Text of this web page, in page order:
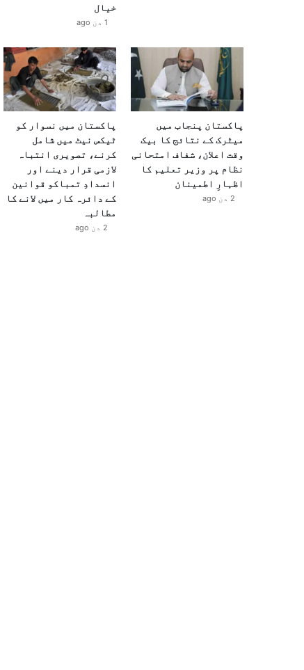
خیال
1 دن ago
پاکستان پنجاب میں
میٹرک کے نتائج کا بیک
وقت اعلان، شفاف امتحانی
نظام پر وزیر تعلیم کا
اظہارِ اطمینان
2 دن ago
پاکستان میں نسوار کو
ٹیکس نیٹ میں شامل
کرنے، تصویری انتباہ
لازمی قرار دینے اور
انسدادِ تمباکو قوانین
کے دائرہ کار میں لانے کا
مطالبہ
2 دن ago